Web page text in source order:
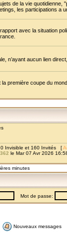
de la vie
les participations a
avec la situation
n’ayant aucun lien
première coupe du
0 Invisible et 160 Invités [
le Mar 07 Avr 2026
minutes
Mot de passe:
Nouveaux messages